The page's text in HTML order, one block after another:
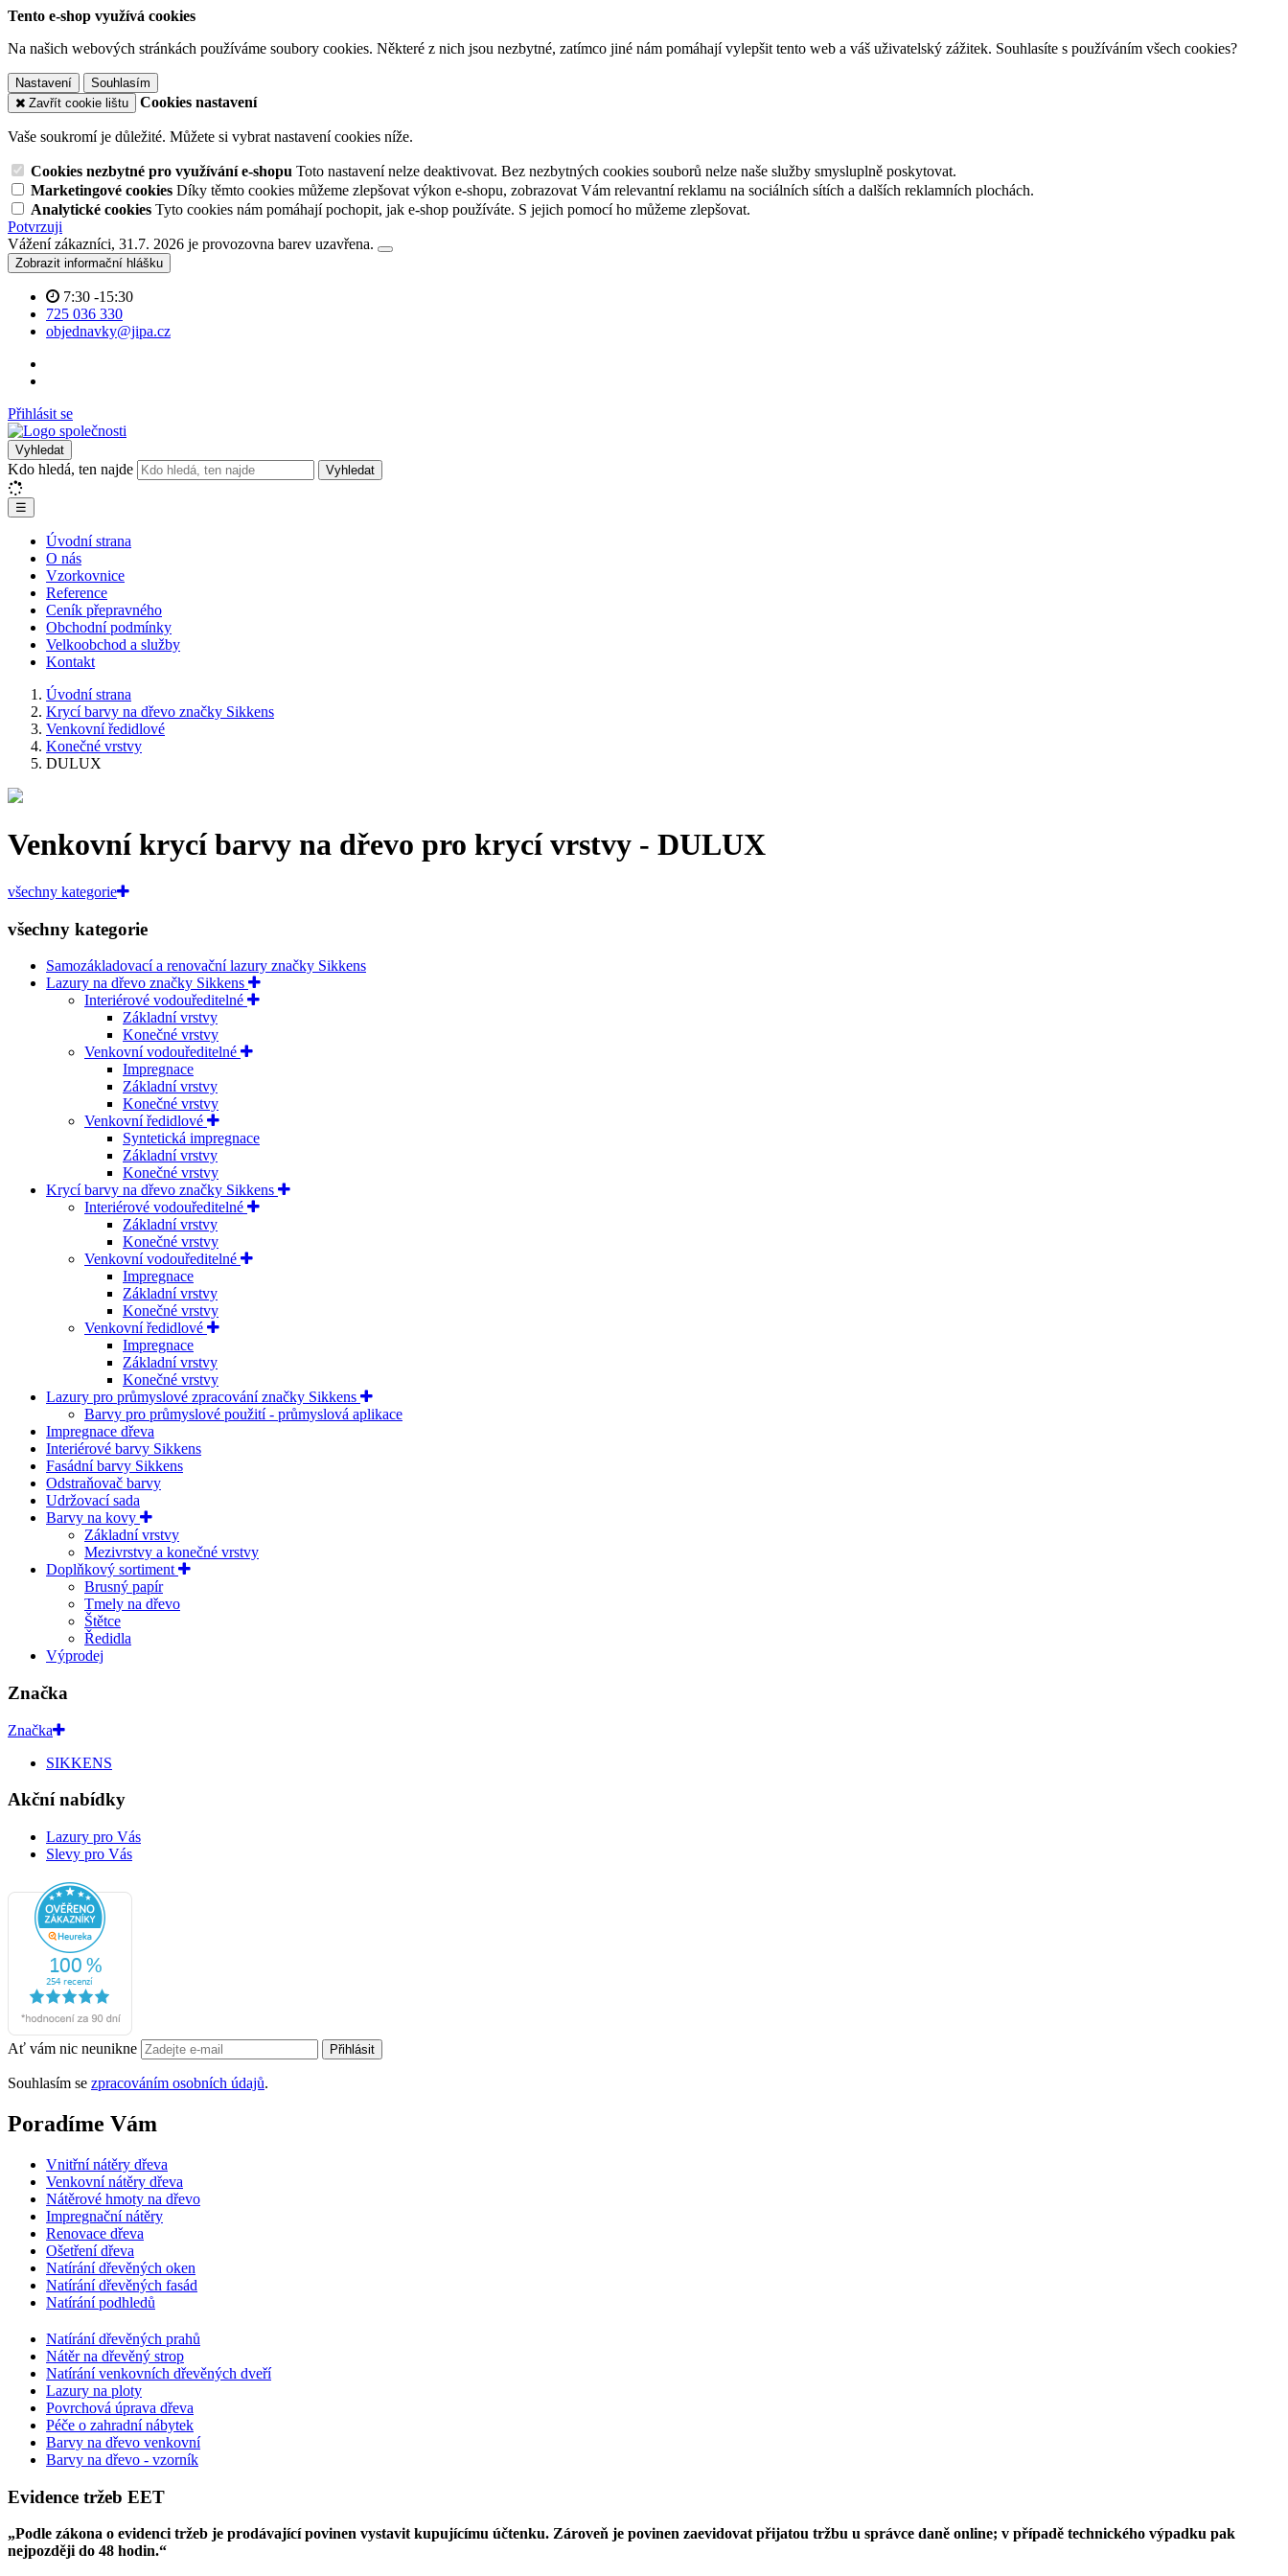
Tento e-shop využívá cookies
Na našich webových stránkách používáme soubory cookies. Některé z nich jsou nezbytné, zatímco jiné nám pomáhají vylepšit tento web a váš uživatelský zážitek. Souhlasíte s používáním všech cookies?
Nastavení
Souhlasím
Zavřít cookie lištu
Cookies nastavení
Vaše soukromí je důležité. Můžete si vybrat nastavení cookies níže.
Cookies nezbytné pro využívání e-shopu Toto nastavení nelze deaktivovat. Bez nezbytných cookies souborů nelze naše služby smysluplně poskytovat.
Marketingové cookies Díky těmto cookies můžeme zlepšovat výkon e-shopu, zobrazovat Vám relevantní reklamu na sociálních sítích a dalších reklamních plochách.
Analytické cookies Tyto cookies nám pomáhají pochopit, jak e-shop používáte. S jejich pomocí ho můžeme zlepšovat.
Potvrzuji
Vážení zákazníci, 31.7. 2026 je provozovna barev uzavřena.
Zobrazit informační hlášku
7:30 -15:30
725 036 330
objednavky@jipa.cz
Přihlásit se
Vyhledat
Kdo hledá, ten najde Vyhledat
☰
Úvodní strana
O nás
Vzorkovnice
Reference
Ceník přepravného
Obchodní podmínky
Velkoobchod a služby
Kontakt
Úvodní strana
Krycí barvy na dřevo značky Sikkens
Venkovní ředidlové
Konečné vrstvy
DULUX
Venkovní krycí barvy na dřevo pro krycí vrstvy - DULUX
všechny kategorie
všechny kategorie
Samozákladovací a renovační lazury značky Sikkens
Lazury na dřevo značky Sikkens
Interiérové vodouředitelné
Základní vrstvy
Konečné vrstvy
Venkovní vodouředitelné
Impregnace
Základní vrstvy
Konečné vrstvy
Venkovní ředidlové
Syntetická impregnace
Základní vrstvy
Konečné vrstvy
Krycí barvy na dřevo značky Sikkens
Interiérové vodouředitelné
Základní vrstvy
Konečné vrstvy
Venkovní vodouředitelné
Impregnace
Základní vrstvy
Konečné vrstvy
Venkovní ředidlové
Impregnace
Základní vrstvy
Konečné vrstvy
Lazury pro průmyslové zpracování značky Sikkens
Barvy pro průmyslové použití - průmyslová aplikace
Impregnace dřeva
Interiérové barvy Sikkens
Fasádní barvy Sikkens
Odstraňovač barvy
Udržovací sada
Barvy na kovy
Základní vrstvy
Mezivrstvy a konečné vrstvy
Doplňkový sortiment
Brusný papír
Tmely na dřevo
Štětce
Ředidla
Výprodej
Značka
Značka
SIKKENS
Akční nabídky
Lazury pro Vás
Slevy pro Vás
Ať vám nic neunikne Přihlásit
Souhlasím se zpracováním osobních údajů.
Poradíme Vám
Vnitřní nátěry dřeva
Venkovní nátěry dřeva
Nátěrové hmoty na dřevo
Impregnační nátěry
Renovace dřeva
Ošetření dřeva
Natírání dřevěných oken
Natírání dřevěných fasád
Natírání podhledů
Natírání dřevěných prahů
Nátěr na dřevěný strop
Natírání venkovních dřevěných dveří
Lazury na ploty
Povrchová úprava dřeva
Péče o zahradní nábytek
Barvy na dřevo venkovní
Barvy na dřevo - vzorník
Evidence tržeb EET
„Podle zákona o evidenci tržeb je prodávající povinen vystavit kupujícímu účtenku. Zároveň je povinen zaevidovat přijatou tržbu u správce daně online; v případě technického výpadku pak
nejpozději do 48 hodin.“